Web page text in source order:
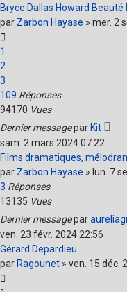
Bryce Dallas Howard Beauté
par Zarbon Hayase » mer. 2
1
2
3
109 Réponses
94170 Vues
Dernier messagepar Kit
sam. 2 mars 2024 07:22
Films dramatiques,
par Zarbon Hayase » lun. 7
3 Réponses
13135 Vues
Dernier messagepar
ven. 23 févr. 2024 22:56
Gérard Depardieu
par Ragounet » ven. 15 déc.